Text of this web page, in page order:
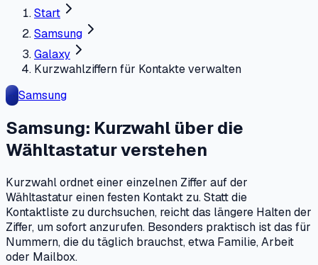
Start
Samsung
Galaxy
Kurzwahlziffern für Kontakte verwalten
Samsung
Samsung: Kurzwahl über die
Wähltastatur verstehen
Kurzwahl ordnet einer einzelnen Ziffer auf der
Wähltastatur einen festen Kontakt zu. Statt die
Kontaktliste zu durchsuchen, reicht das längere Halten der
Ziffer, um sofort anzurufen. Besonders praktisch ist das für
Nummern, die du täglich brauchst, etwa Familie, Arbeit
oder Mailbox.